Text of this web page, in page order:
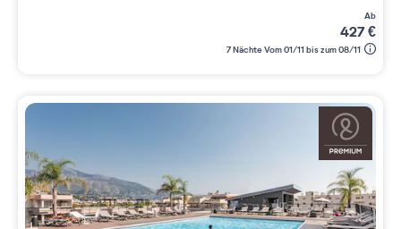
ab
427€
7 Nächte Vom 01/11 bis zum 08/11